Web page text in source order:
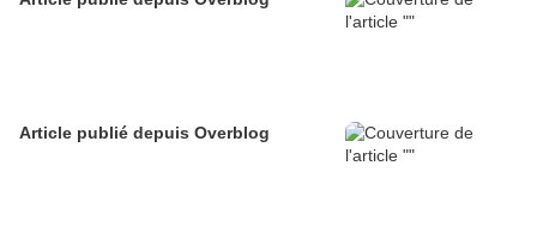
Article publié depuis Overblog